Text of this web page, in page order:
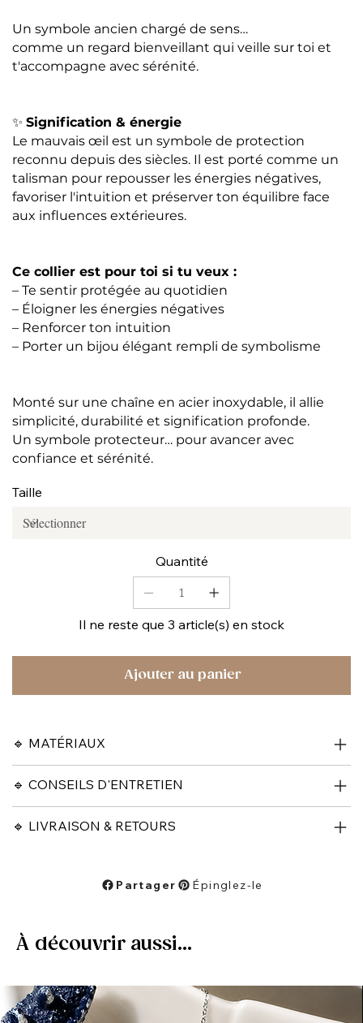
Un symbole ancien chargé de sens…
comme un regard bienveillant qui veille sur toi et
t'accompagne avec sérénité.
✨ Signification & énergie
Le mauvais œil est un symbole de protection
reconnu depuis des siècles. Il est porté comme un
talisman pour repousser les énergies négatives,
favoriser l'intuition et préserver ton équilibre face
aux influences extérieures.
Ce collier est pour toi si tu veux :
– Te sentir protégée au quotidien
– Éloigner les énergies négatives
– Renforcer ton intuition
– Porter un bijou élégant rempli de symbolisme
Monté sur une chaîne en acier inoxydable, il allie
simplicité, durabilité et signification profonde.
Un symbole protecteur… pour avancer avec
confiance et sérénité.
Taille
Quantité
Il ne reste que 3 article(s) en stock
Ajouter au panier
🔹 MATÉRIAUX
🔹 CONSEILS D'ENTRETIEN
🔹 LIVRAISON & RETOURS
Partager Épinglez-le
À découvrir aussi...